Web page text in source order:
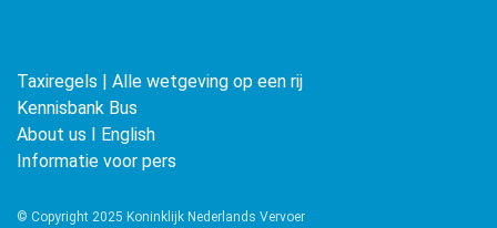
Taxiregels | Alle wetgeving op een rij
Kennisbank Bus
About us ǀ English
Informatie voor pers
© Copyright 2025 Koninklijk Nederlands Vervoer